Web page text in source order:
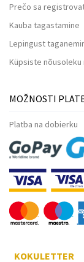
Prečo sa
Kauba tagastamine
Lepingust
Küpsiste nõusoleku
MOŽNOSTI
Platba na dobierku
KOKULETTER